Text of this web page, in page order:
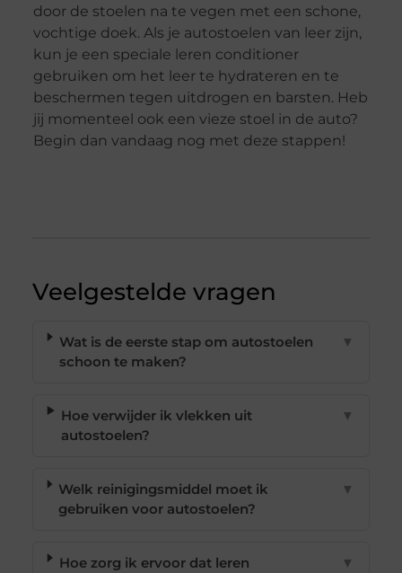
door de stoelen na te vegen met een schone,
vochtige doek. Als je autostoelen van leer zijn,
kun je een speciale leren conditioner
gebruiken om het leer te hydrateren en te
beschermen tegen uitdrogen en barsten. Heb
jij momenteel ook een vieze stoel in de auto?
Begin dan vandaag nog met deze stappen!
Veelgestelde vragen
Wat is de eerste stap om autostoelen
schoon te maken?
▼
Hoe verwijder ik vlekken uit
autostoelen?
▼
Welk reinigingsmiddel moet ik
gebruiken voor autostoelen?
▼
Hoe zorg ik ervoor dat leren
▼